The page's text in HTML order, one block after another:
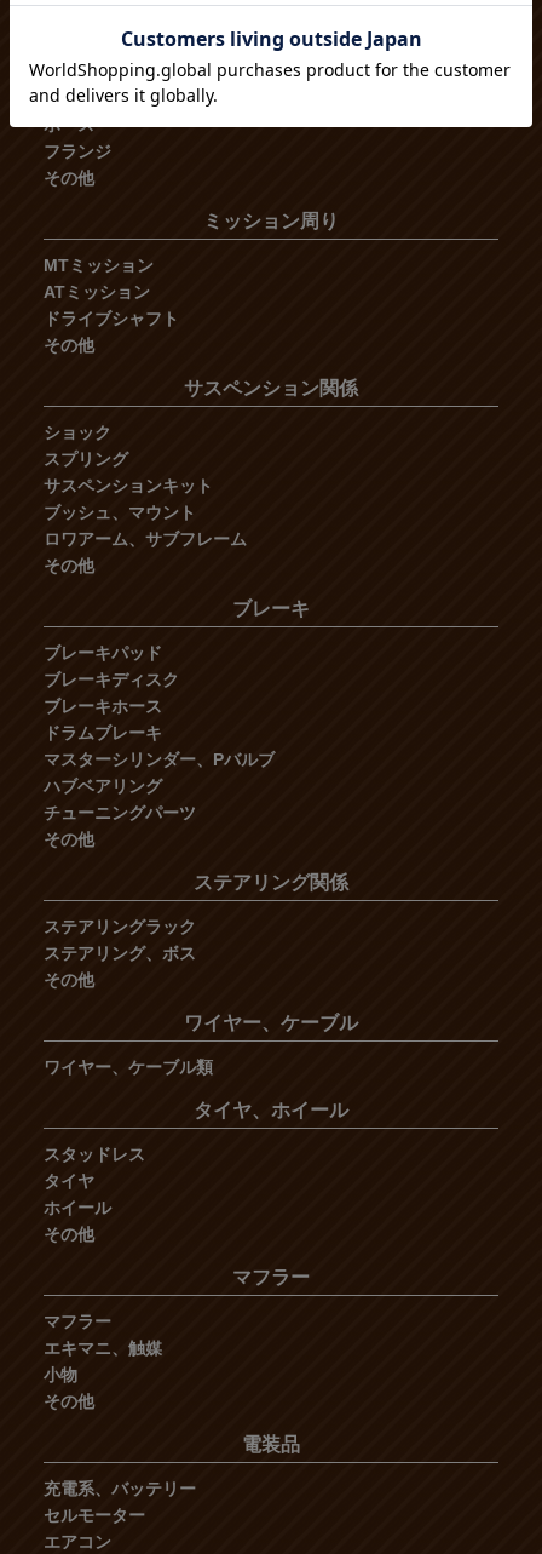
オイルクーラー
ヒーター
リザーブタンク
ホース
フランジ
その他
ミッション周り
MTミッション
ATミッション
ドライブシャフト
その他
サスペンション関係
ショック
スプリング
サスペンションキット
ブッシュ、マウント
ロワアーム、サブフレーム
その他
ブレーキ
ブレーキパッド
ブレーキディスク
ブレーキホース
ドラムブレーキ
マスターシリンダー、Pバルブ
ハブベアリング
チューニングパーツ
その他
ステアリング関係
ステアリングラック
ステアリング、ボス
その他
ワイヤー、ケーブル
ワイヤー、ケーブル類
タイヤ、ホイール
スタッドレス
タイヤ
ホイール
その他
マフラー
マフラー
エキマニ、触媒
小物
その他
電装品
充電系、バッテリー
セルモーター
エアコン